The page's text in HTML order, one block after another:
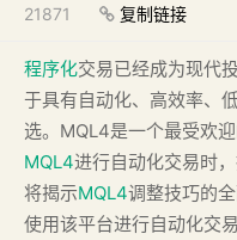
21871
复制链接
程序化交易已经成为现代
于具有自动化、高效率、
选。MQL4是一个最受欢
MQL4进行自动化交易时
将揭示MQL4调整技巧的
使用该平台进行自动化交易